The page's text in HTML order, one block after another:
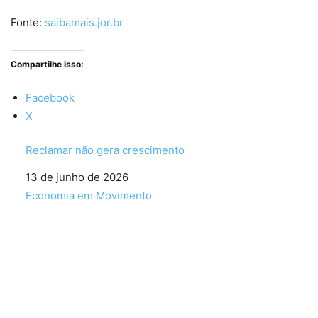
Fonte: saibamais.jor.br
Compartilhe isso:
Facebook
X
Reclamar não gera crescimento
Data
13 de junho de 2026
Em relação a
Economia em Movimento